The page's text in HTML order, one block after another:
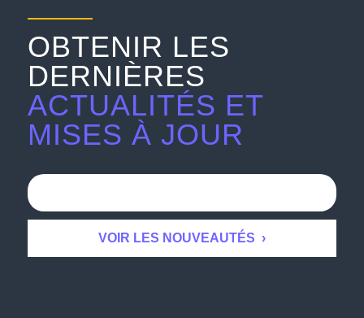
OBTENIR LES
DERNIÈRES
ACTUALITÉS ET
MISES À JOUR